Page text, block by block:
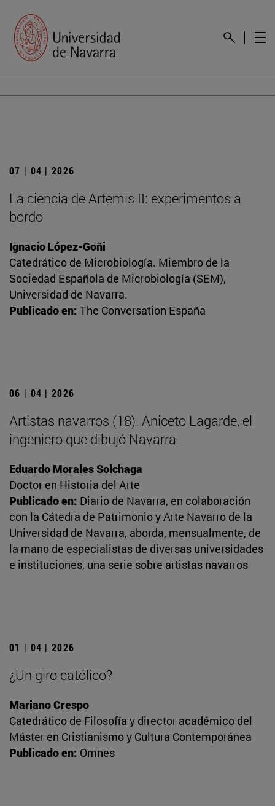
07 | 04 | 2026
La ciencia de Artemis II: experimentos a
bordo
Ignacio López-Goñi
Catedrático de Microbiología. Miembro de la
Sociedad Española de Microbiología (SEM),
Universidad de Navarra.
Publicado en: The Conversation España
06 | 04 | 2026
Artistas navarros (18). Aniceto Lagarde, el
ingeniero que dibujó Navarra
Eduardo Morales Solchaga
Doctor en Historia del Arte
Publicado en: Diario de Navarra, en colaboración
con la Cátedra de Patrimonio y Arte Navarro de la
Universidad de Navarra, aborda, mensualmente, de
la mano de especialistas de diversas universidades
e instituciones, una serie sobre artistas navarros
01 | 04 | 2026
¿Un giro católico?
Mariano Crespo
Catedrático de Filosofía y director académico del
Máster en Cristianismo y Cultura Contemporánea
Publicado en: Omnes